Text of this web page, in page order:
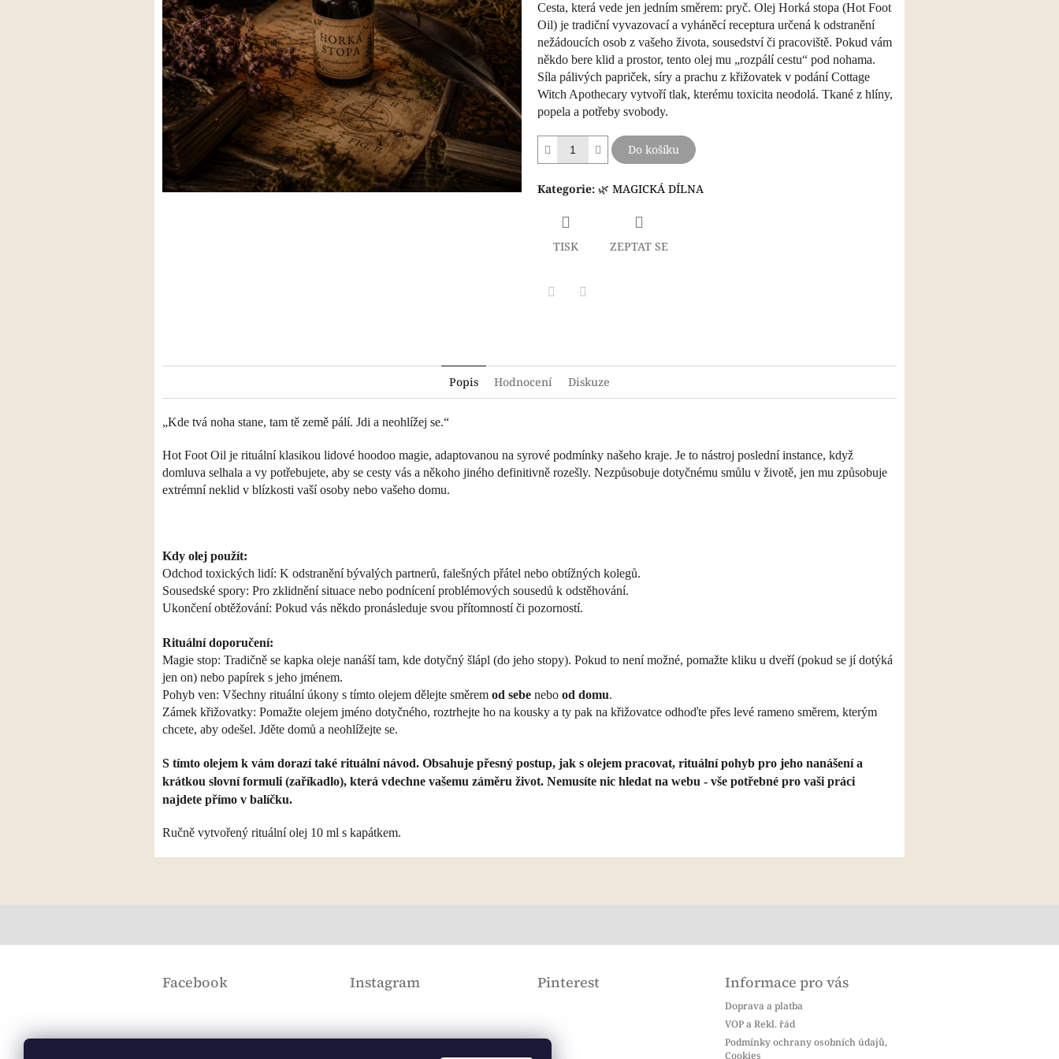
5
hvězdiček.
Cesta, která vede jen jedním směrem: pryč. Olej Horká stopa (Hot Foot
Oil) je tradiční vyvazovací a vyháněcí receptura určená k odstranění
nežádoucích osob z vašeho života, sousedství či pracoviště. Pokud vám
někdo bere klid a prostor, tento olej mu „rozpálí cestu“ pod nohama.
Síla pálivých papriček, síry a prachu z křižovatek v podání Cottage
Witch Apothecary vytvoří tlak, kterému toxicita neodolá. Tkané z hlíny,
popela a potřeby svobody.
Do košíku
Kategorie: 🌿 MAGICKÁ DÍLNA
TISK ZEPTAT SE
Popis Hodnocení Diskuze
„Kde tvá noha stane, tam tě země pálí. Jdi a neohlížej se.“
Hot Foot Oil je rituální klasikou lidové hoodoo magie, adaptovanou na syrové podmínky našeho kraje. Je to nástroj poslední instance, když
domluva selhala a vy potřebujete, aby se cesty vás a někoho jiného definitivně rozešly. Nezpůsobuje dotyčnému smůlu v životě, jen mu způsobuje
extrémní neklid v blízkosti vaší osoby nebo vašeho domu.
Kdy olej použít:
Odchod toxických lidí: K odstranění bývalých partnerů, falešných přátel nebo obtížných kolegů.
Sousedské spory: Pro zklidnění situace nebo podnícení problémových sousedů k odstěhování.
Ukončení obtěžování: Pokud vás někdo pronásleduje svou přítomností či pozorností.
Rituální doporučení:
Magie stop: Tradičně se kapka oleje nanáší tam, kde dotyčný šlápl (do jeho stopy). Pokud to není možné, pomažte kliku u dveří (pokud se jí dotýká
jen on) nebo papírek s jeho jménem.
Pohyb ven: Všechny rituální úkony s tímto olejem dělejte směrem od sebe nebo od domu.
Zámek křižovatky: Pomažte olejem jméno dotyčného, roztrhejte ho na kousky a ty pak na křižovatce odhoďte přes levé rameno směrem, kterým
chcete, aby odešel. Jděte domů a neohlížejte se.
S tímto olejem k vám dorazí také rituální návod. Obsahuje přesný postup, jak s olejem pracovat, rituální pohyb pro jeho nanášení a
krátkou slovní formuli (zaříkadlo), která vdechne vašemu záměru život. Nemusíte nic hledat na webu - vše potřebné pro vaši práci
najdete přímo v balíčku.
Ručně vytvořený rituální olej 10 ml s kapátkem.
Z
Facebook Instagram Pinterest Informace pro vás
Doprava a platba
VOP a Rekl. řád
Podmínky ochrany osobních údajů,
Cookies